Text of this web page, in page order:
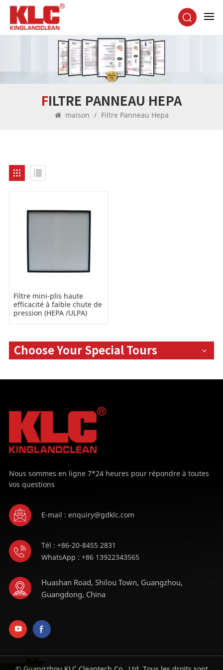
FILTRE PANNEAU HEPA
maison / Filtre Panneau Hepa
Filtre mini-plis haute
efficacité à faible chute de
pression (HEPA /ULPA)
Choose Your Special Tours
Nous sommes en ligne 7*24 heures pour répondre à toutes
vos questions
E-mail : enquiry@gdklc.com
Tél : +86-20-8455 2831
WhatsApp : +86 13922343565
Huashan Road, Shilou Town, Guangzhou,
Guangdong, China